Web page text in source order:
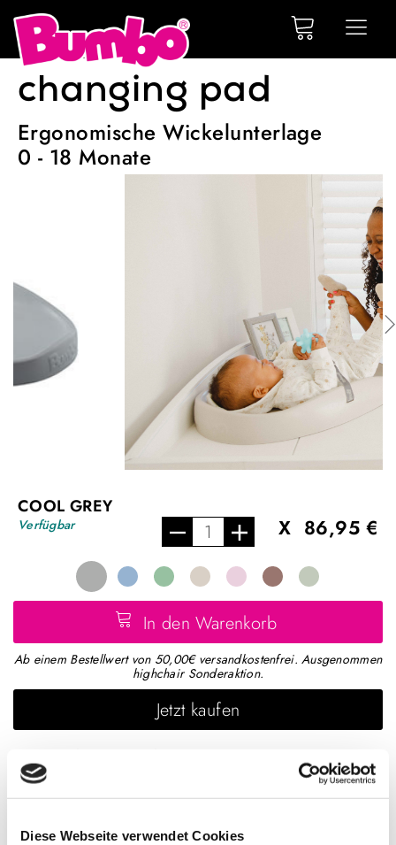
Diese Webseite verwendet Cookies
changing pad
Ergonomische Wickelunterlage
0 - 18 Monate
COOL GREY
Verfügbar X 86,95 €
In den Warenkorb
Ab einem Bestellwert von 50,00€ versandkostenfrei. Ausgenommen
highchair Sonderaktion.
Jetzt kaufen
Für Babies von 0 bis 18 Monaten
Extra Sicherheit durch Rückhaltegurt
Ergonomisch geformt